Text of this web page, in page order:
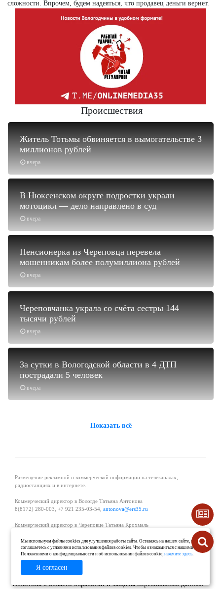
сложности. Впрочем, будем надеяться, что продавец деньги вернет.
Происшествия
вчера
Житель Тотьмы обвиняется в вымогательстве 3
миллионов рублей
вчера
В Нюксенском округе подростки украли
мотоцикл — дело направлено в суд
вчера
Пенсионерка из Череповца перевела
мошенникам более полумиллиона рублей
вчера
Череповчанка украла со счёта сестры 144
тысячи рублей
вчера
За сутки в Вологодской области в 4 ДТП
пострадали 5 человек
Показать всё
Размещение рекламной и коммерческой информации на телеканалах,
радиостанциях и в интернете.
Коммерческий директор в Вологде Татьяна Антонова
8(8172) 280-003, +7 921 235-03-54, antonova@ers35.ru
Коммерческий директор в Череповце Татьяна Крохмаль
Начальник отдела рекламы в Великом Устюге Екатерина Вьюжанина 8(81738)
2-04-44, +7 921 125-06-40,katrinv81@mail.ru
О проекте
Политика в области обработки и защиты персональных данных
Мы используем файлы cookies для улучшения работы сайта. Оставаясь на нашем сайте, вы
соглашаетесь с условиями использования файлов cookies. Чтобы ознакомиться с нашими
Положениями о конфиденциальности и об использовании файлов cookie,нажмите здесь.
Я согласен